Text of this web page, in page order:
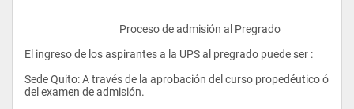
					Proceso de admisión al Pregrado
El ingreso de los aspirantes a la UPS al pregrado puede ser :
Sede Quito: A través de la aprobación del curso propedéutico ó
del examen de admisión.